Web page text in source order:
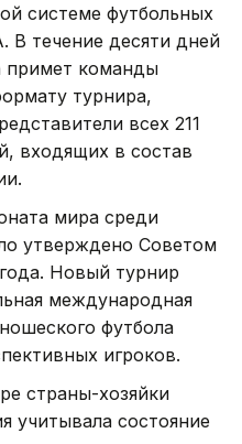
системе футбольных
В течение десяти дней
примет команды
турнира,
всех 211
входящих в состав
мира среди
утверждено Советом
Новый турнир
международная
футбола
игроков.
страны-хозяйки
учитывала состояние